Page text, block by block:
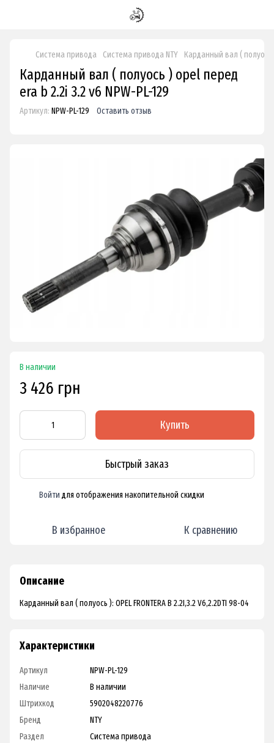
Система привода Система привода NTY Карданный вал ( полуось
Карданный вал ( полуось ) opel перед
era b 2.2i 3.2 v6 NPW-PL-129
Артикул: NPW-PL-129 Оставить отзыв
В наличии
3 426 грн
Купить
Быстрый заказ
Войти для отображения накопительной скидки
В избранное К сравнению
Описание
Карданный вал ( полуось ): OPEL FRONTERA B 2.2I,3.2 V6,2.2DTI 98-04
Характеристики
Артикул
NPW-PL-129
Наличие
В наличии
Штрихкод
5902048220776
Бренд
NTY
Раздел
Система привода